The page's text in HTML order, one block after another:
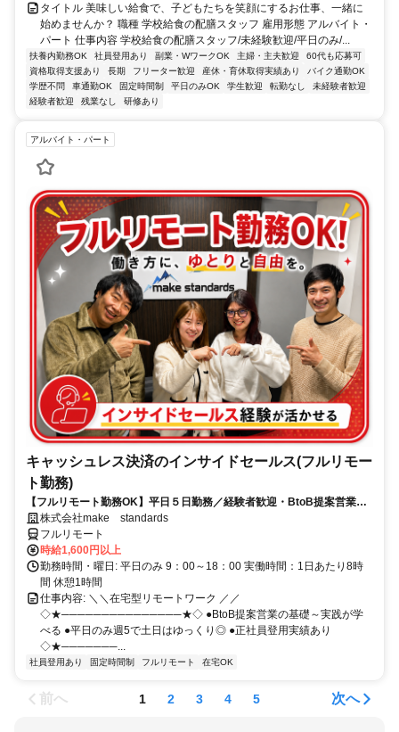
タイトル 美味しい給食で、子どもたちを笑顔にするお仕事、一緒に
始めませんか？ 職種 学校給食の配膳スタッフ 雇用形態 アルバイト・
パート 仕事内容 学校給食の配膳スタッフ/未経験歓迎/平日のみ/...
扶養内勤務OK 社員登用あり 副業・WワークOK 主婦・主夫歓迎
60代も応募可
資格取得支援あり
長期 フリーター歓迎 産休・育休取得実績あり
バイク通勤OK
学歴不問
車通勤OK 固定時間制 平日のみOK 学生歓迎 転勤なし
未経験者歓迎
経験者歓迎
残業なし 研修あり
アルバイト・パート
キャッシュレス決済のインサイドセールス(フルリモー
ト勤務)
【フルリモート勤務OK】平日５日勤務／経験者歓迎・BtoB提案営業で
スキルアップ
株式会社make standards
フルリモート
時給1,600円以上
勤務時間・曜日: 平日のみ 9：00～18：00 実働時間：1日あたり8時
間 休憩1時間
仕事内容: ＼＼在宅型リモートワーク ／／
◇★───────────────★◇ ●BtoB提案営業の基礎～実践が学
べる ●平日のみ週5で土日はゆっくり◎ ●正社員登用実績あり
◇★───────...
社員登用あり 固定時間制 フルリモート 在宅OK
前へ 1 2 3 4 5 次へ